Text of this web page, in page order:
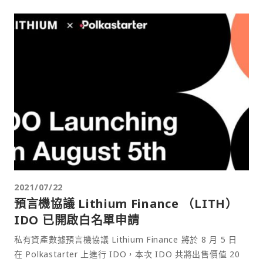
2021/07/22
預言機協議 Lithium Finance （LITH）
IDO 已開啟白名單申請
私有資產數據預言機協議 Lithium Finance 將於 8 月 5 日
在 Polkastarter 上進行 IDO，本次 IDO 共將出售價值 20